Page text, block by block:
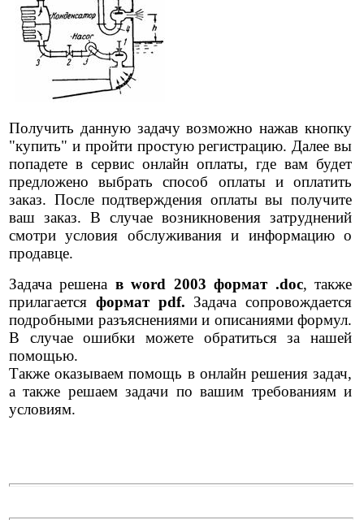
Получить данную задачу возможно нажав кнопку
"купить" и пройти простую регистрацию. Далее вы
попадете в сервис онлайн оплаты, где вам будет
предложено выбрать способ оплаты и оплатить
заказ. После подтверждения оплаты вы получите
ваш заказ. В случае возникновения затруднений
смотри условия обслуживания и информацию о
продавце.
Задача решена в word 2003 формат .doc, также
прилагается формат pdf. Задача сопровождается
подробными разъяснениями и описаниями формул.
В случае ошибки можете обратиться за нашей
помощью.
Также оказываем помощь в онлайн решения задач,
а также решаем задачи по вашим требованиям и
условиям.